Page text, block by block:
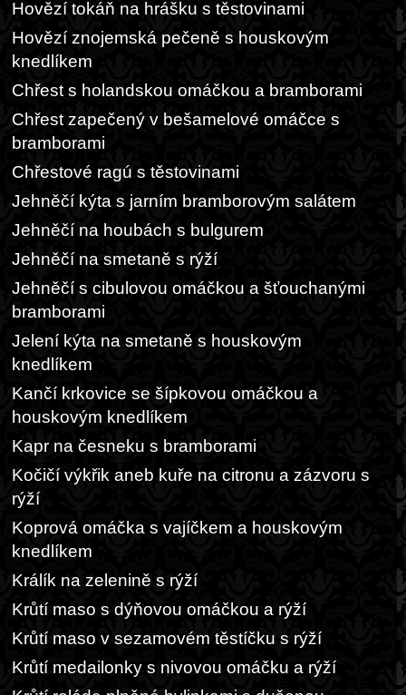
Hovězí tokáň na hrášku s těstovinami
Hovězí znojemská pečeně s houskovým
knedlíkem
Chřest s holandskou omáčkou a bramborami
Chřest zapečený v bešamelové omáčce s
bramborami
Chřestové ragú s těstovinami
Jehněčí kýta s jarním bramborovým salátem
Jehněčí na houbách s bulgurem
Jehněčí na smetaně s rýží
Jehněčí s cibulovou omáčkou a šťouchanými
bramborami
Jelení kýta na smetaně s houskovým
knedlíkem
Kančí krkovice se šípkovou omáčkou a
houskovým knedlíkem
Kapr na česneku s bramborami
Kočičí výkřik aneb kuře na citronu a zázvoru s
rýží
Koprová omáčka s vajíčkem a houskovým
knedlíkem
Králík na zelenině s rýží
Krůtí maso s dýňovou omáčkou a rýží
Krůtí maso v sezamovém těstíčku s rýží
Krůtí medailonky s nivovou omáčku a rýží